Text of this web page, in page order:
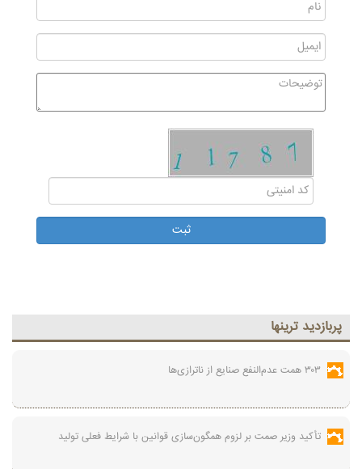
پربازديد ترينها
۳۰۳ همت عدم‌النفع صنایع از ناترازی‌ها
تأکید وزیر صمت بر لزوم همگون‌سازی قوانین با شرایط فعلی تولید